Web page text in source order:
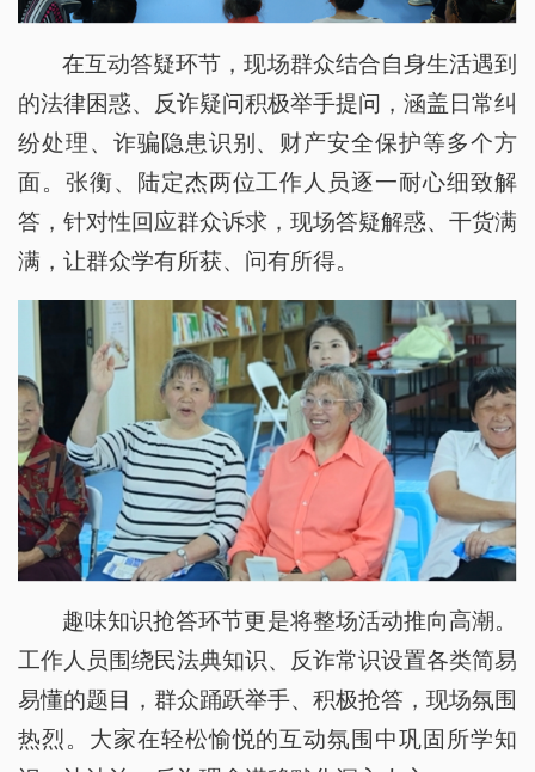
纷处理、诈骗隐患识别、财产安全保护等多个方
面。张衡、陆定杰两位工作人员逐一耐心细致解
答，针对性回应群众诉求，现场答疑解惑、干货满
满，让群众学有所获、问有所得。
趣味知识抢答环节更是将整场活动推向高潮。
工作人员围绕民法典知识、反诈常识设置各类简易
易懂的题目，群众踊跃举手、积极抢答，现场氛围
热烈。大家在轻松愉悦的互动氛围中巩固所学知
识，让法治、反诈理念潜移默化深入人心。
随后的案例故事分享环节温情且接地气。多位
辖区居民主动上台，分享自身及亲友遭遇的民事纠